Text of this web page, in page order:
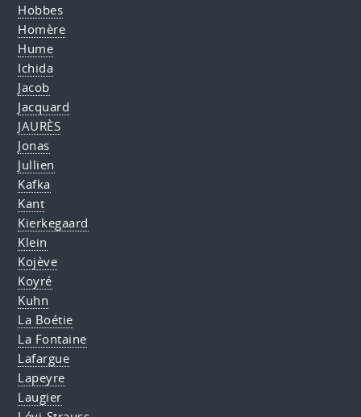
Hobbes
Homère
Hume
Ichida
Jacob
Jacquard
JAURÈS
Jonas
Jullien
Kafka
Kant
Kierkegaard
Klein
Kojève
Koyré
Kuhn
La Boétie
La Fontaine
Lafargue
Lapeyre
Laugier